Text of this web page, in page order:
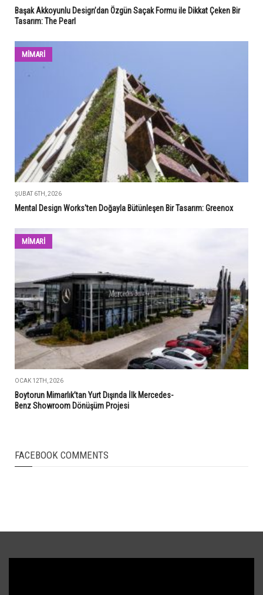
Başak Akkoyunlu Design’dan Özgün Saçak Formu ile Dikkat Çeken Bir
Tasarım: The Pearl
MİMARİ
ŞUBAT 6TH, 2026
Mental Design Works'ten Doğayla Bütünleşen Bir Tasarım: Greenox
MİMARİ
OCAK 12TH, 2026
Boytorun Mimarlık’tan Yurt Dışında İlk Mercedes-
Benz Showroom Dönüşüm Projesi
FACEBOOK COMMENTS